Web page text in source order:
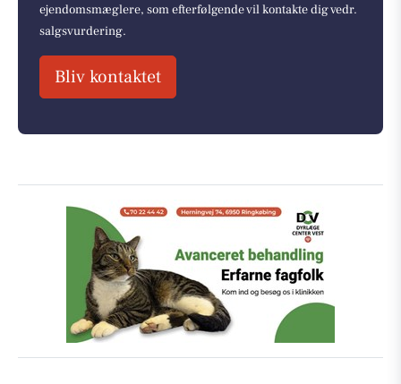
ejendomsmæglere, som efterfølgende vil kontakte dig vedr.
salgsvurdering.
Bliv kontaktet